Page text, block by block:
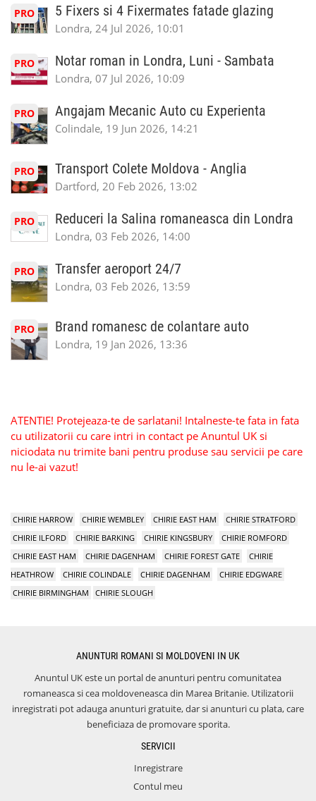
PRO 5 Fixers si 4 Fixermates fatade glazing
Londra, 24 Jul 2026, 10:01
PRO Notar roman in Londra, Luni - Sambata
Londra, 07 Jul 2026, 10:09
PRO Angajam Mecanic Auto cu Experienta
Colindale, 19 Jun 2026, 14:21
PRO Transport Colete Moldova - Anglia
Dartford, 20 Feb 2026, 13:02
PRO Reduceri la Salina romaneasca din Londra
Londra, 03 Feb 2026, 14:00
PRO Transfer aeroport 24/7
Londra, 03 Feb 2026, 13:59
PRO Brand romanesc de colantare auto
Londra, 19 Jan 2026, 13:36
ATENTIE! Protejeaza-te de sarlatani! Intalneste-te fata in fata
cu utilizatorii cu care intri in contact pe Anuntul UK si
niciodata nu trimite bani pentru produse sau servicii pe care
nu le-ai vazut!
CHIRIE HARROW CHIRIE WEMBLEY CHIRIE EAST HAM
CHIRIE STRATFORD
CHIRIE ILFORD
CHIRIE BARKING CHIRIE KINGSBURY
CHIRIE ROMFORD
CHIRIE EAST HAM
CHIRIE DAGENHAM CHIRIE FOREST GATE
CHIRIE
HEATHROW
CHIRIE COLINDALE CHIRIE DAGENHAM
CHIRIE EDGWARE
CHIRIE BIRMINGHAM
CHIRIE SLOUGH
ANUNTURI ROMANI SI MOLDOVENI IN UK
Anuntul UK este un portal de anunturi pentru comunitatea
romaneasca si cea moldoveneasca din Marea Britanie. Utilizatorii
inregistrati pot adauga anunturi gratuite, dar si anunturi cu plata, care
beneficiaza de promovare sporita.
SERVICII
Inregistrare
Contul meu